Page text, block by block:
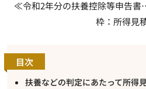
≪令和2年分の扶養控除等申告書
枠：所得見
目次
扶養などの判定にあたって所得